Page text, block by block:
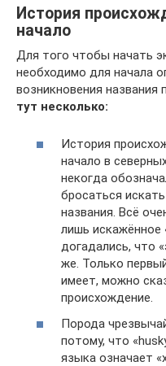
История
начало
Для того чтобы начать
необходимо для начала
возникновения названия
тут несколько:
История
начало в
некогда
бросаться
названия. Всё
лишь искажённое
догадались, что
же. Только
имеет, можно
происхождение.
Порода
потому, что
языка означает